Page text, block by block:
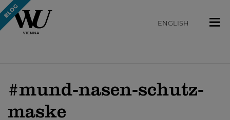
ENGLISH
#mund-nasen-schutz-
maske